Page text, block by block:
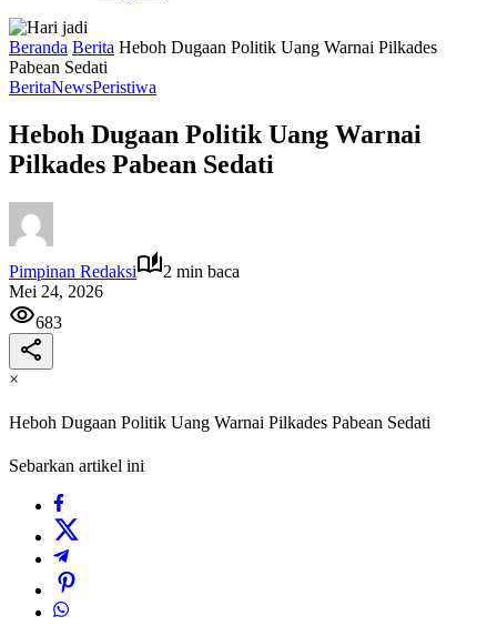
Beranda Berita Heboh Dugaan Politik Uang Warnai Pilkades
Pabean Sedati
BeritaNewsPeristiwa
Heboh Dugaan Politik Uang Warnai
Pilkades Pabean Sedati
Pimpinan Redaksi
2 min baca
Mei 24, 2026
683
×
Heboh Dugaan Politik Uang Warnai Pilkades Pabean Sedati
Sebarkan artikel ini